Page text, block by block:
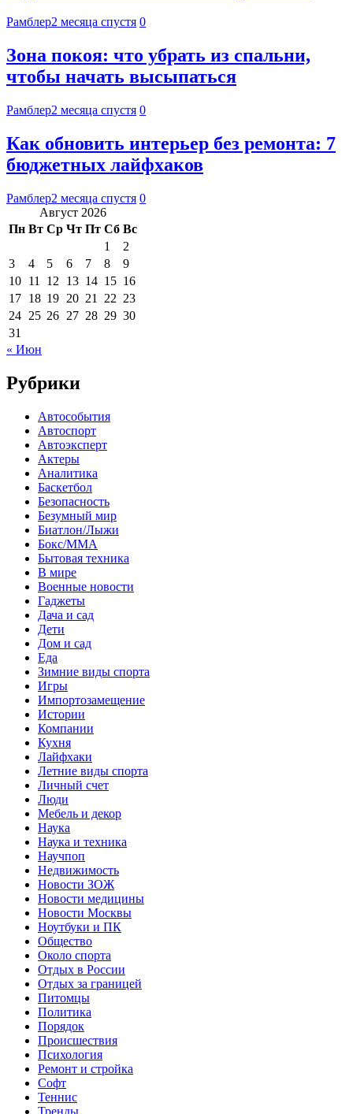
Рамблер2 месяца спустя 0
Зона покоя: что убрать из спальни,
чтобы начать высыпаться
Рамблер2 месяца спустя 0
Как обновить интерьер без ремонта: 7
бюджетных лайфхаков
Рамблер2 месяца спустя 0
Август 2026
Пн Вт Ср Чт Пт Сб Вс
1
2
3
4 5 6 7 8
9
10 11 12 13 14 15 16
17 18 19 20 21 22 23
24 25 26 27 28 29 30
31
« Июн
Рубрики
Автособытия
Автоспорт
Автоэксперт
Актеры
Аналитика
Баскетбол
Безопасность
Безумный мир
Биатлон/Лыжи
Бокс/MMA
Бытовая техника
В мире
Военные новости
Гаджеты
Дача и сад
Дети
Дом и сад
Еда
Зимние виды спорта
Игры
Импортозамещение
Истории
Компании
Кухня
Лайфхаки
Летние виды спорта
Личный счет
Люди
Мебель и декор
Наука
Наука и техника
Научпоп
Недвижимость
Новости ЗОЖ
Новости медицины
Новости Москвы
Ноутбуки и ПК
Общество
Около спорта
Отдых в России
Отдых за границей
Питомцы
Политика
Порядок
Происшествия
Психология
Ремонт и стройка
Софт
Теннис
Тренды